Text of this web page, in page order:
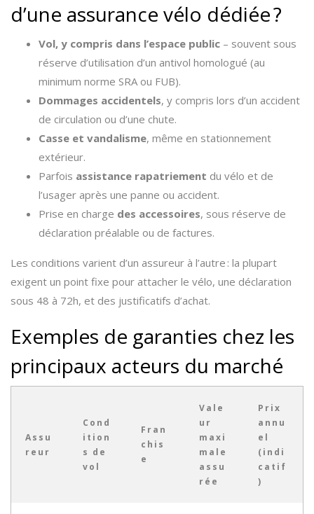
d’une assurance vélo dédiée ?
Vol, y compris dans l’espace public – souvent sous
réserve d’utilisation d’un antivol homologué (au
minimum norme SRA ou FUB).
Dommages accidentels, y compris lors d’un accident
de circulation ou d’une chute.
Casse et vandalisme, même en stationnement
extérieur.
Parfois assistance rapatriement du vélo et de
l’usager après une panne ou accident.
Prise en charge des accessoires, sous réserve de
déclaration préalable ou de factures.
Les conditions varient d’un assureur à l’autre : la plupart
exigent un point fixe pour attacher le vélo, une déclaration
sous 48 à 72h, et des justificatifs d’achat.
Exemples de garanties chez les
principaux acteurs du marché
Assu
reur
Cond
ition
s de
vol
Fran
chis
e
Vale
ur
maxi
male
assu
rée
Prix
annu
el
(indi
catif
)